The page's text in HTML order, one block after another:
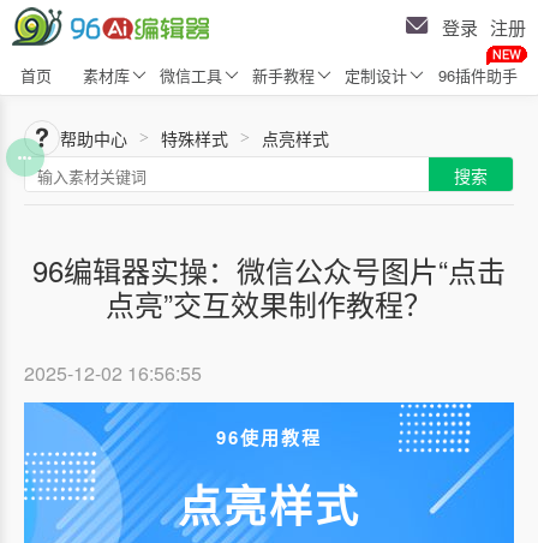
首页 素材库 微信工具 新手教程 定制设计 96插件助手
登录 注册
帮助中心 > 特殊样式 >
点亮样式
搜索
96编辑器实操：微信公众号图片“点击
点亮”交互效果制作教程？
2025-12-02 16:56:55
96使用教程
点亮样式